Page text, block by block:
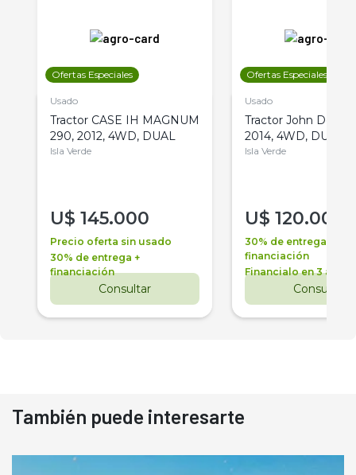
Ofertas Especiales
Usado
Tractor CASE IH MAGNUM
290, 2012, 4WD, DUAL
Isla Verde
U$ 145.000
Precio oferta sin usado
30% de entrega +
financiación
Consultar
Ofertas Especiales
Usado
Tractor John Deere
2014, 4WD, DUAL
Isla Verde
U$ 120.000
30% de entrega +
financiación
Financialo en 3 años
Consultar
También puede interesarte